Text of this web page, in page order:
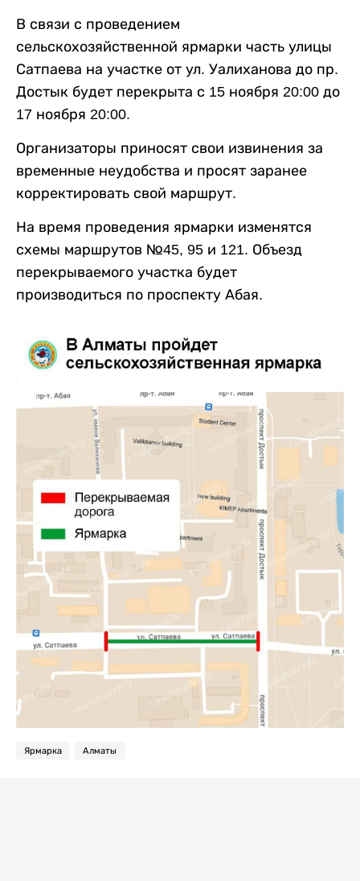
В связи с проведением
сельскохозяйственной ярмарки часть улицы
Сатпаева на участке от ул. Уалиханова до пр.
Достык будет перекрыта с 15 ноября 20:00 до
17 ноября 20:00.
Организаторы приносят свои извинения за
временные неудобства и просят заранее
корректировать свой маршрут.
На время проведения ярмарки изменятся
схемы маршрутов №45, 95 и 121. Объезд
перекрываемого участка будет
производиться по проспекту Абая.
Ярмарка Алматы